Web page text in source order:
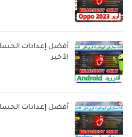
الأخير
أفضل إعدادات